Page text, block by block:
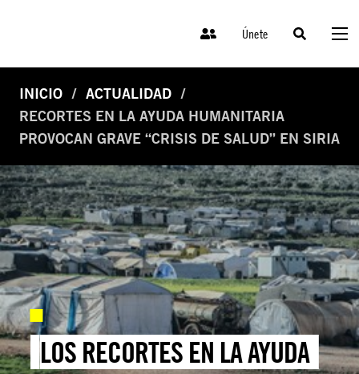
Únete
INICIO
ACTUALIDAD
RECORTES EN LA AYUDA HUMANITARIA
PROVOCAN GRAVE “CRISIS DE SALUD” EN SIRIA
LOS RECORTES EN LA AYUDA